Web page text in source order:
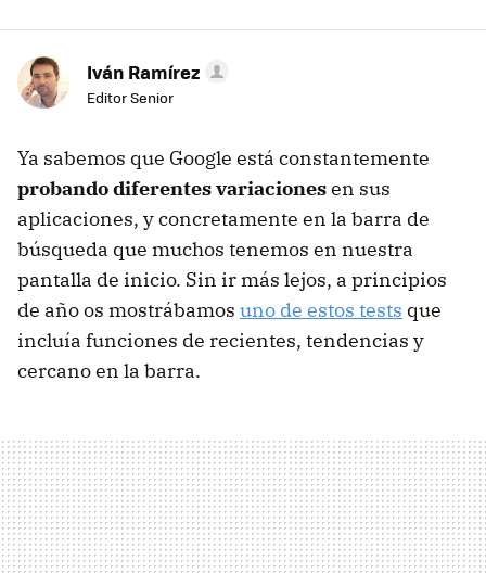
Iván Ramírez
Editor Senior
Ya sabemos que Google está constantemente
probando diferentes variacionesen sus
aplicaciones, y concretamente en la barra de
búsqueda que muchos tenemos en nuestra
pantalla de inicio. Sin ir más lejos, a principios
de año os mostrábamos uno de estos tests que
incluía funciones de recientes, tendencias y
cercano en la barra.